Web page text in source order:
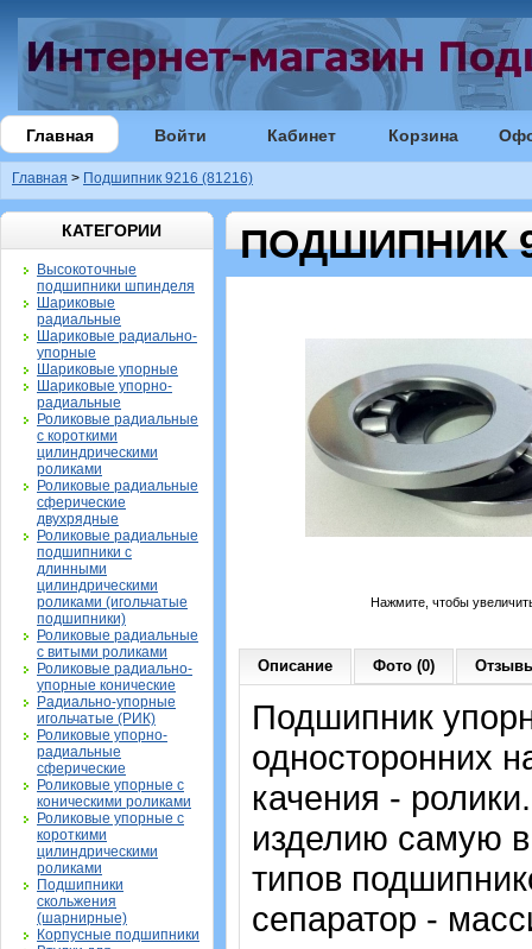
Главная Войти Кабинет Корзина
Главная > Подшипник 9216 (81216)
КАТЕГОРИИ
Высокоточные
подшипники шпинделя
Шариковые
радиальные
Шариковые радиально-
упорные
Шариковые упорные
Шариковые упорно-
радиальные
Роликовые радиальные
с короткими
цилиндрическими
роликами
Роликовые радиальные
сферические
двухрядные
Роликовые радиальные
подшипники с
длинными
цилиндрическими
роликами (игольчатые
подшипники)
Роликовые радиальные
с витыми роликами
Роликовые радиально-
упорные конические
Радиально-упорные
игольчатые (РИК)
Роликовые упорно-
радиальные
сферические
Роликовые упорные с
коническими роликами
Роликовые упорные с
короткими
цилиндрическими
роликами
Подшипники
скольжения
(шарнирные)
Корпусные подшипники
ПОДШИПНИК
Нажмите, чтобы
Описание Фото (0)
Подшипник
односторонних
качения -
изделию самую
типов
сепаратор -